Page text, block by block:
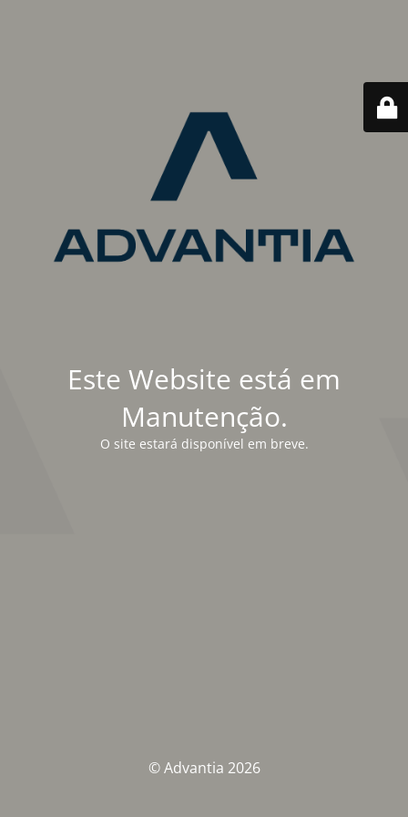
Este Website está em
Manutenção.
O site estará disponível em breve.
© Advantia 2026